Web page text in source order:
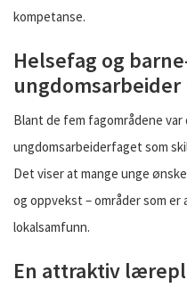
kompetanse.
Helsefag og
Blant de fem fagområdene
ungdomsarbeiderfaget som
Det viser at mange unge
og oppvekst – områder som
lokalsamfunn.
En attraktiv